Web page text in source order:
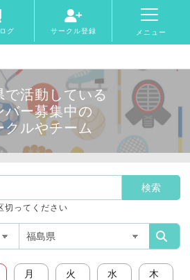
グ サークル登録 メニュー
で活動している
バー募集中の
クルやチーム
切ってください
月
火
水
木